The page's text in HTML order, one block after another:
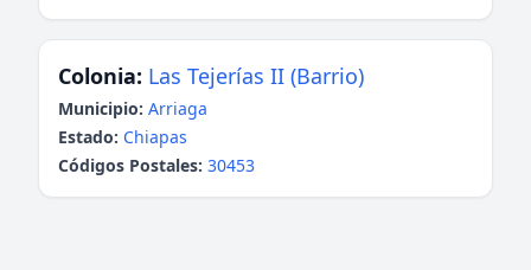
Colonia: Las Tejerías II (Barrio)
Municipio: Arriaga
Estado: Chiapas
Códigos Postales: 30453